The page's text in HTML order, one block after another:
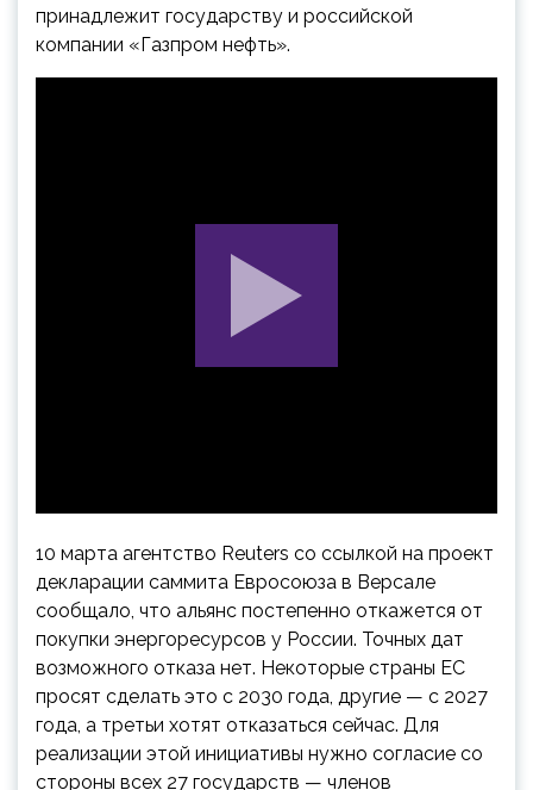
принадлежит государству и российской
компании «Газпром нефть».
10 марта агентство Reuters со ссылкой на проект
декларации саммита Евросоюза в Версале
сообщало, что альянс постепенно откажется от
покупки энергоресурсов у России. Точных дат
возможного отказа нет. Некоторые страны ЕС
просят сделать это с 2030 года, другие — с 2027
года, а третьи хотят отказаться сейчас. Для
реализации этой инициативы нужно согласие со
стороны всех 27 государств — членов